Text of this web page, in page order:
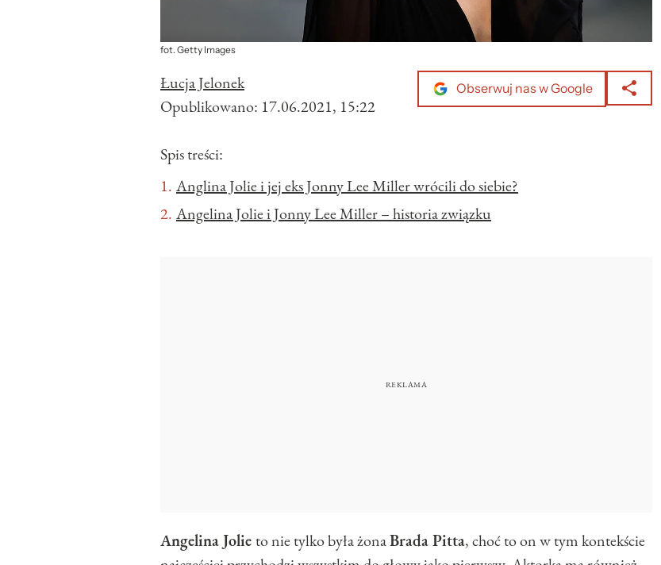
fot. Getty Images
Łucja Jelonek
Opublikowano: 17.06.2021, 15:22
Obserwuj nas w Google
Spis treści:
Anglina Jolie i jej eks Jonny Lee Miller wrócili do siebie?
Angelina Jolie i Jonny Lee Miller – historia związku
Angelina Jolieto nie tylko była żonaBrada Pitta, choć to on w tym kontekście